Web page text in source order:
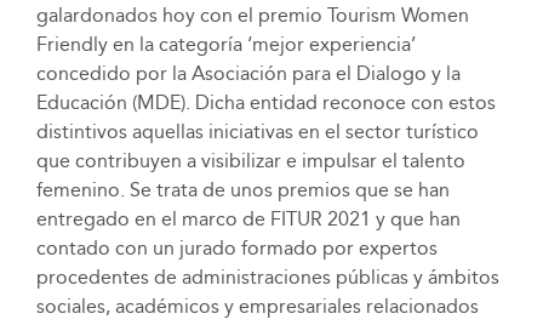
galardonados hoy con el premio Tourism Women
Friendly en la categoría ‘mejor experiencia’
concedido por la Asociación para el Dialogo y la
Educación (MDE). Dicha entidad reconoce con estos
distintivos aquellas iniciativas en el sector turístico
que contribuyen a visibilizar e impulsar el talento
femenino. Se trata de unos premios que se han
entregado en el marco de FITUR 2021 y que han
contado con un jurado formado por expertos
procedentes de administraciones públicas y ámbitos
sociales, académicos y empresariales relacionados